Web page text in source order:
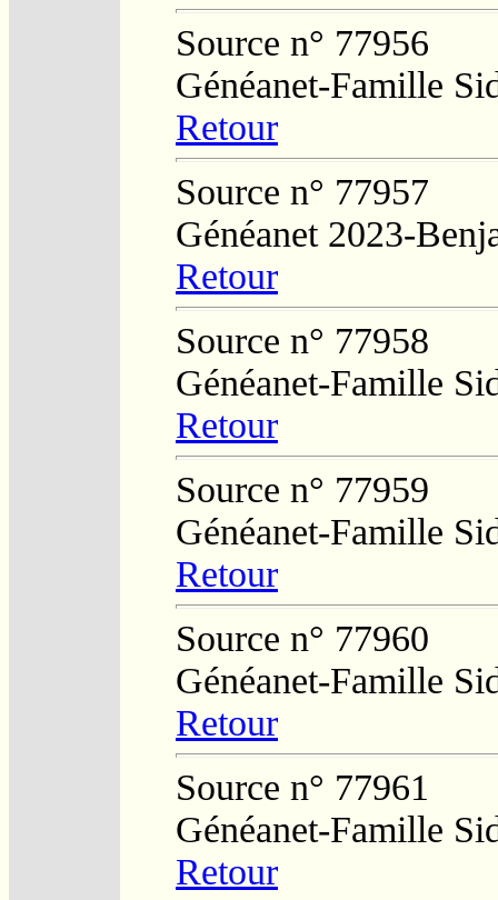
Source n° 77956
Généanet-Famille
Retour
Source n° 77957
Généanet 2023-
Retour
Source n° 77958
Généanet-Famille
Retour
Source n° 77959
Généanet-Famille
Retour
Source n° 77960
Généanet-Famille
Retour
Source n° 77961
Généanet-Famille
Retour